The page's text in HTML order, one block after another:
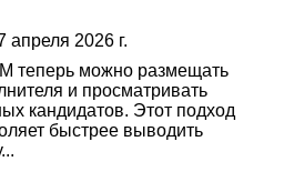
апреля 2026 г.
теперь можно размещать
и просматривать
кандидатов. Этот подход
быстрее выводить